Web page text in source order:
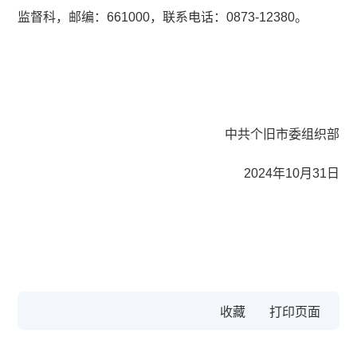
监督科，邮编：661000，联系电话：0873-12380。
中共个旧市委组织部
2024年10月31日
收藏